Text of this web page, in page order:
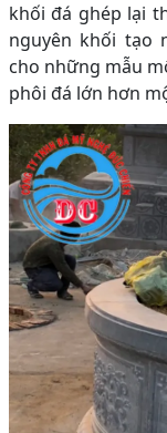
khối đá ghép lại
nguyên khối tạo
cho những mẫu
phôi đá lớn hơn